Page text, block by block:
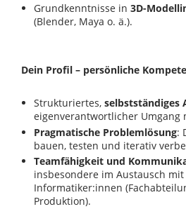
Grundkenntnisse in 3D-
(Blender, Maya o. ä.).
Dein Profil – persönliche
Strukturiertes, selbstständiges
eigenverantwortlicher Umgang
Pragmatische Problemlösung:
bauen, testen und iterativ
Teamfähigkeit und
insbesondere im Austausch
Informatiker:innen
Produktion).